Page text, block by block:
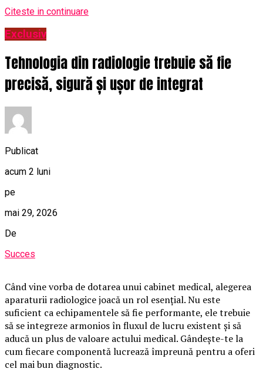
Citeste in continuare
Exclusiv
Tehnologia din radiologie trebuie să fie
precisă, sigură și ușor de integrat
Publicat
acum 2 luni
pe
mai 29, 2026
De
Succes
Când vine vorba de dotarea unui cabinet medical, alegerea
aparaturii radiologice joacă un rol esențial. Nu este
suficient ca echipamentele să fie performante, ele trebuie
să se integreze armonios în fluxul de lucru existent și să
aducă un plus de valoare actului medical. Gândește-te la
cum fiecare componentă lucrează împreună pentru a oferi
cel mai bun diagnostic.